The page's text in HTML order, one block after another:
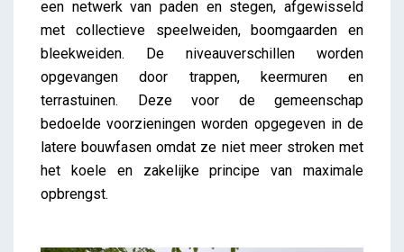
een netwerk van paden en stegen, afgewisseld
met collectieve speelweiden, boomgaarden en
bleekweiden. De niveauverschillen worden
opgevangen door trappen, keermuren en
terrastuinen. Deze voor de gemeenschap
bedoelde voorzieningen worden opgegeven in de
latere bouwfasen omdat ze niet meer stroken met
het koele en zakelijke principe van maximale
opbrengst.